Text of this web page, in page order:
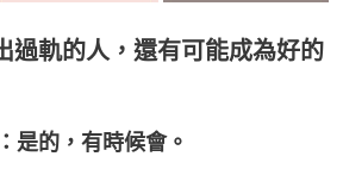
過軌的人，還有可能成為好的
是的，有時候會。